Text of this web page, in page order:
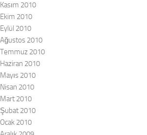
Kasım 2010
Ekim 2010
Eylül 2010
Ağustos 2010
Temmuz 2010
Haziran 2010
Mayıs 2010
Nisan 2010
Mart 2010
Şubat 2010
Ocak 2010